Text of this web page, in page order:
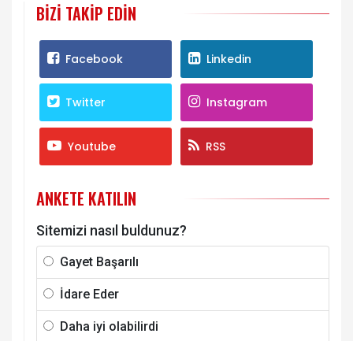
BIZI TAKIP EDIN
Facebook Linkedin
Twitter Instagram
Youtube RSS
ANKETE KATILIN
Sitemizi nasıl buldunuz?
Gayet Başarılı
İdare Eder
Daha iyi olabilirdi